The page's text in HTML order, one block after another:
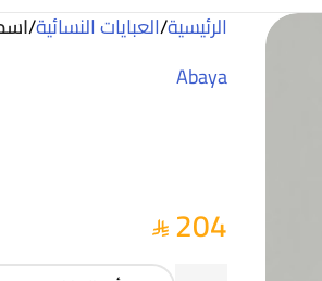
الرئيسية/العبايات النسائية/
Abaya
204